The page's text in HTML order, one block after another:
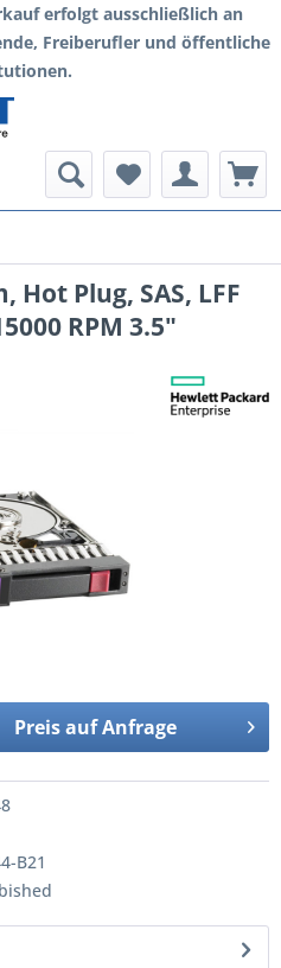
erfolgt ausschließlich an
Freiberufler und öffentliche
Hot Plug, SAS, LFF
RPM 3.5"
Preis auf Anfrage
B21